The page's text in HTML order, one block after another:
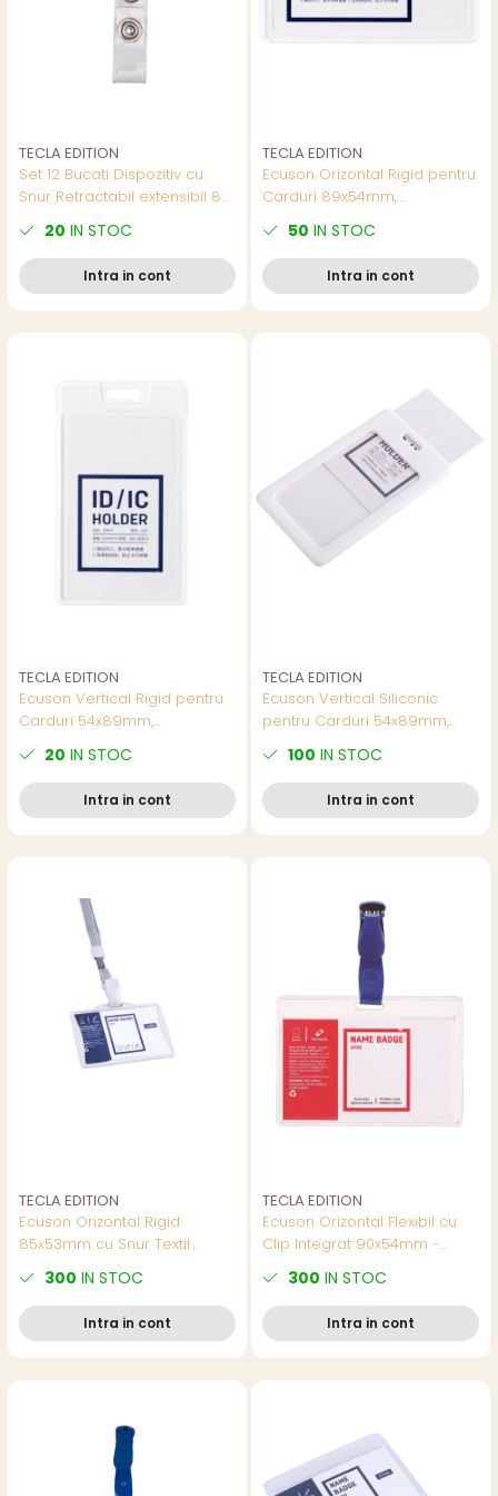
TECLA EDITION
Set 12 Bucati Dispozitiv cu
Snur Retractabil extensibil 80
pentru Carduri, Badge-uri si
Acces
20 IN STOC
Intra in cont
TECLA EDITION
Ecuson Orizontal Rigid pentru
Carduri 89x54mm,
Deschidere Laterala, Rama
Alba - Suport Protective si
Profesional
50 IN STOC
Intra in cont
TECLA EDITION
Ecuson Vertical Rigid pentru
Carduri 54x89mm,
Deschidere Laterala, Rama
Alba - Suport Badge Vertical
Professional
20 IN STOC
Intra in cont
TECLA EDITION
Ecuson Vertical Siliconic
pentru Carduri 54x89mm,
Alba - Suport Flexibil Vertical
Rezistent
100 IN STOC
Intra in cont
TECLA EDITION
Ecuson Orizontal Rigid
85x53mm cu Snur Textil
pentru Badge Angajat, Model
5744
300 IN STOC
Intra in cont
TECLA EDITION
Ecuson Orizontal Flexibil cu
Clip Integrat 90x54mm -
pentru Carduri, Model 5752
300 IN STOC
Intra in cont